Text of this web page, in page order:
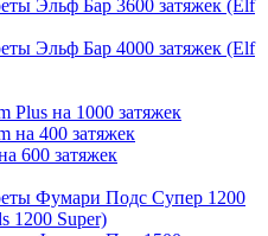
Эльф Бар 3600 затяжек (Elf
Эльф Бар 4000 затяжек (Elf
Plus на 1000 затяжек
на 400 затяжек
600 затяжек
Фумари Подс Супер 1200
1200 Super)